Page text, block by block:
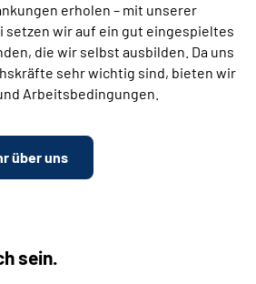
erholen – mit unserer
setzen wir auf ein gut eingespieltes
die wir selbst ausbilden. Da uns
sehr wichtig sind, bieten wir
Arbeitsbedingungen.
über uns
sein.